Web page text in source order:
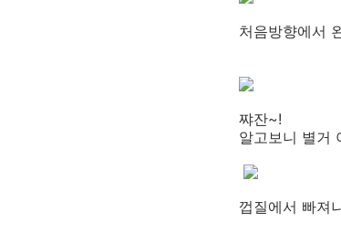
처음방향에서
쨔잔~!
알고보니 별거
껍질에서 빠져